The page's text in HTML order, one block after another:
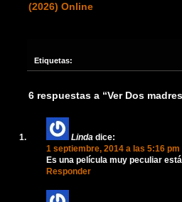
(2026) Online
Etiquetas:
6 respuestas a “Ver Dos
Linda dice:
1 septiembre, 2014 a las 5:16 pm
Es una película muy peculiar
Responder